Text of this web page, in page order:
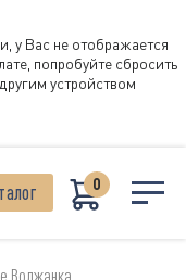
у Вас не отображается
попробуйте сбросить
устройством
0